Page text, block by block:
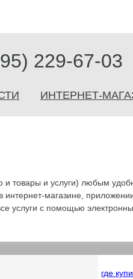
229-67-03
ИНТЕРНЕТ-
и товары и услуги) любым
магазине,
услуги с помощью
где